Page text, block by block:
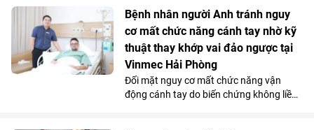
Việt Nam. Bước đi chiến lược này của
Vinmec đã chính thức hiện thực hóa mô
hình “y tế không khoảng cách” ở nước ta.
Bệnh nhân người Anh tránh nguy
cơ mất chức năng cánh tay nhờ kỹ
thuật thay khớp vai đảo ngược tại
Vinmec Hải Phòng
Đối mặt nguy cơ mất chức năng vận
động cánh tay do biến chứng không liền